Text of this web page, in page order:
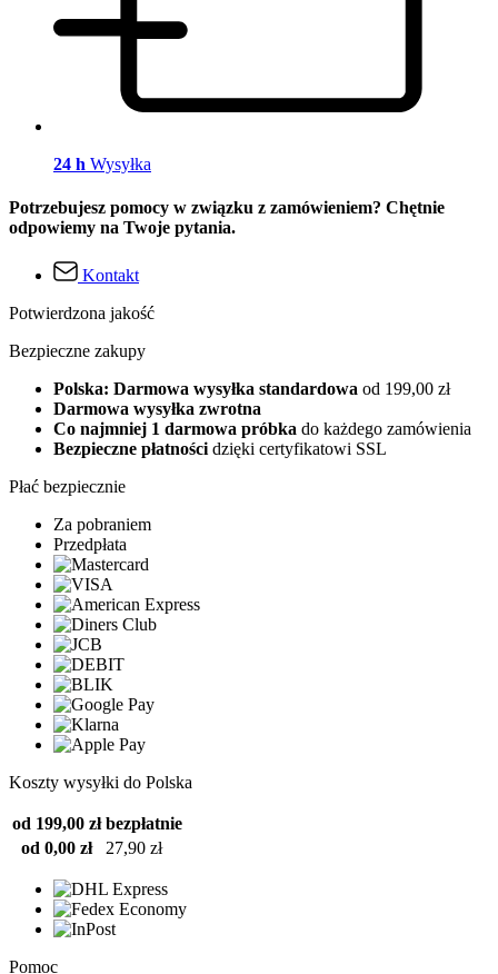
24 h Wysyłka
Potrzebujesz pomocy w związku z zamówieniem? Chętnie
odpowiemy na Twoje pytania.
Kontakt
Potwierdzona jakość
Bezpieczne zakupy
Polska: Darmowa wysyłka standardowa od 199,00 zł
Darmowa wysyłka zwrotna
Co najmniej 1 darmowa próbka do każdego zamówienia
Bezpieczne płatności dzięki certyfikatowi SSL
Płać bezpiecznie
Za pobraniem
Przedpłata
Koszty wysyłki do Polska
od 199,00 zł bezpłatnie
od 0,00 zł
27,90 zł
Pomoc